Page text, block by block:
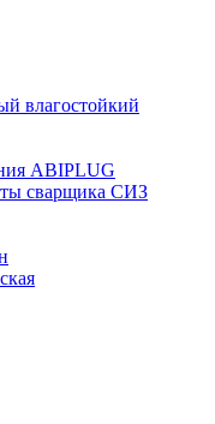
влагостойкий
ABIPLUG
сварщика СИЗ